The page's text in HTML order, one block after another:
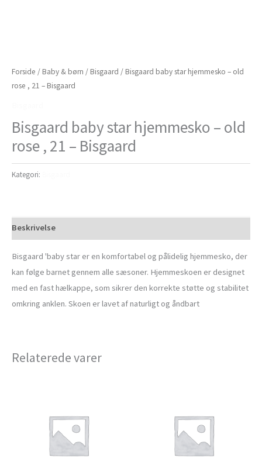
Forside / Baby & børn / Bisgaard / Bisgaard baby star hjemmesko – old
rose , 21 – Bisgaard
Bisgaard baby star hjemmesko – old
rose , 21 – Bisgaard
Kategori:
Beskrivelse
Bisgaard 'baby star er en komfortabel og pålidelig hjemmesko, der
kan følge barnet gennem alle sæsoner. Hjemmeskoen er designet
med en fast hælkappe, som sikrer den korrekte støtte og stabilitet
omkring anklen. Skoen er lavet af naturligt og åndbart
Relaterede varer